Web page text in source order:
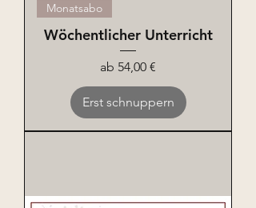
Monatsabo
Wöchentlicher Unterricht
ab 54,00 €
Sale-Preis
Erst schnuppern